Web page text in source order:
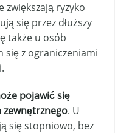
ryzyko
się przez dłuższy
także u osób
się z ograniczeniami
pojawić się
zewnętrznego. U
się stopniowo, bez